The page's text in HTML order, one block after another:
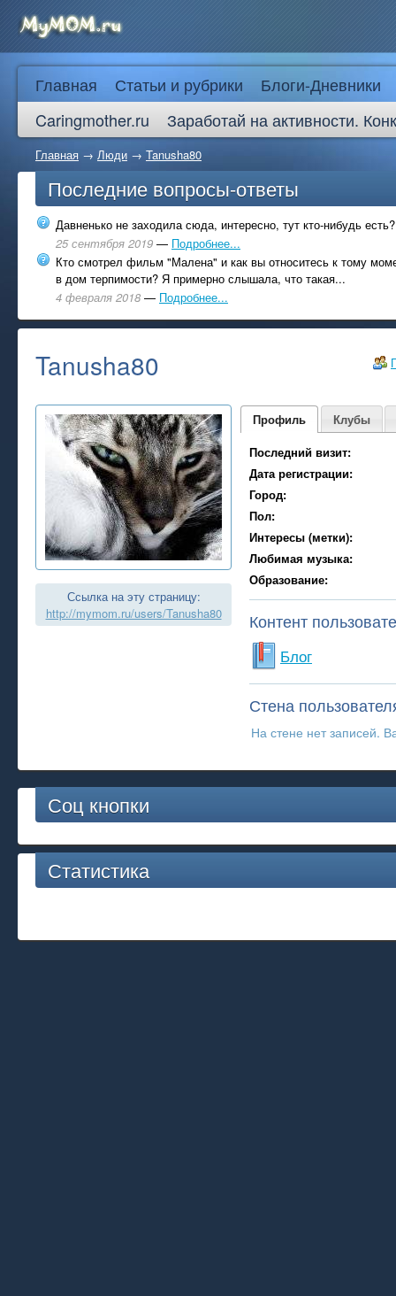
Главная Статьи и рубрики
Блоги-Дневники
Caringmother.ru
Заработай на активности.
Главная → Люди → Tanusha80
Последние вопросы-ответы
Давненько не заходила сюда, интересно, тут кто-нибудь есть?
25 сентября 2019 — Подробнее...
Кто смотрел фильм "Малена" и как вы относитесь к тому
в дом терпимости? Я примерно слышала, что такая...
4 февраля 2018 — Подробнее...
Tanusha80
Ссылка на эту страницу:
http://mymom.ru/users/Tanusha80
Профиль
Клубы
Последний визит:
Дата регистрации:
Город:
Пол:
Интересы (метки):
Любимая музыка:
Образование:
Контент
Блог
Стена
На стене нет записей.
Соц кнопки
Статистика